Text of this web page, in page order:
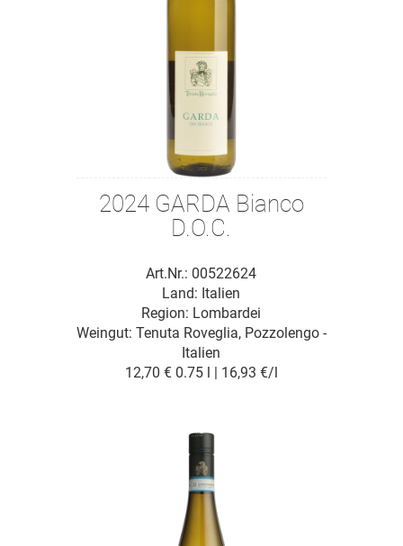
2024 GARDA Bianco
D.O.C.
Art.Nr.: 00522624
Region: Lombardei
Land: Italien
Weingut: Tenuta Roveglia, Pozzolengo -
Italien
12,70 € 0.75 l | 16,93 €/l